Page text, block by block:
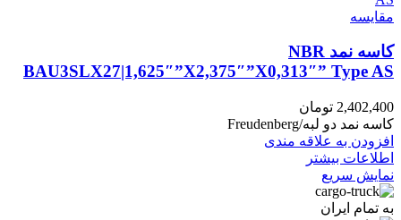
مقايسه
کاسه نمد NBR
BAU3SLX27|1,625″”X2,375″”X0,313″” Type AS
2,402,400 تومان
کاسه نمد دو لبه/Freudenberg
افزودن به علاقه مندی
اطلاعات بیشتر
نمایش سریع
به تمام ایران